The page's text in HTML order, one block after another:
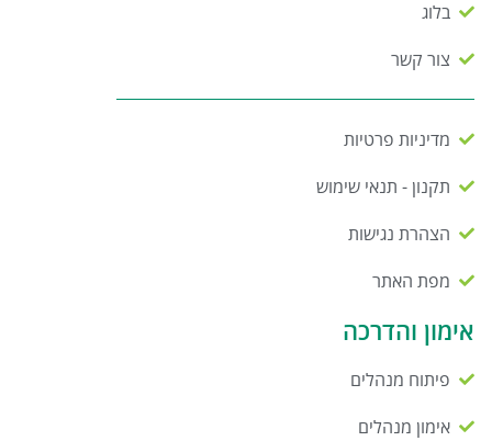
בלוג
צור קשר
מדיניות פרטיות
תקנון - תנאי שימוש
הצהרת נגישות
מפת האתר
אימון והדרכה
פיתוח מנהלים
אימון מנהלים